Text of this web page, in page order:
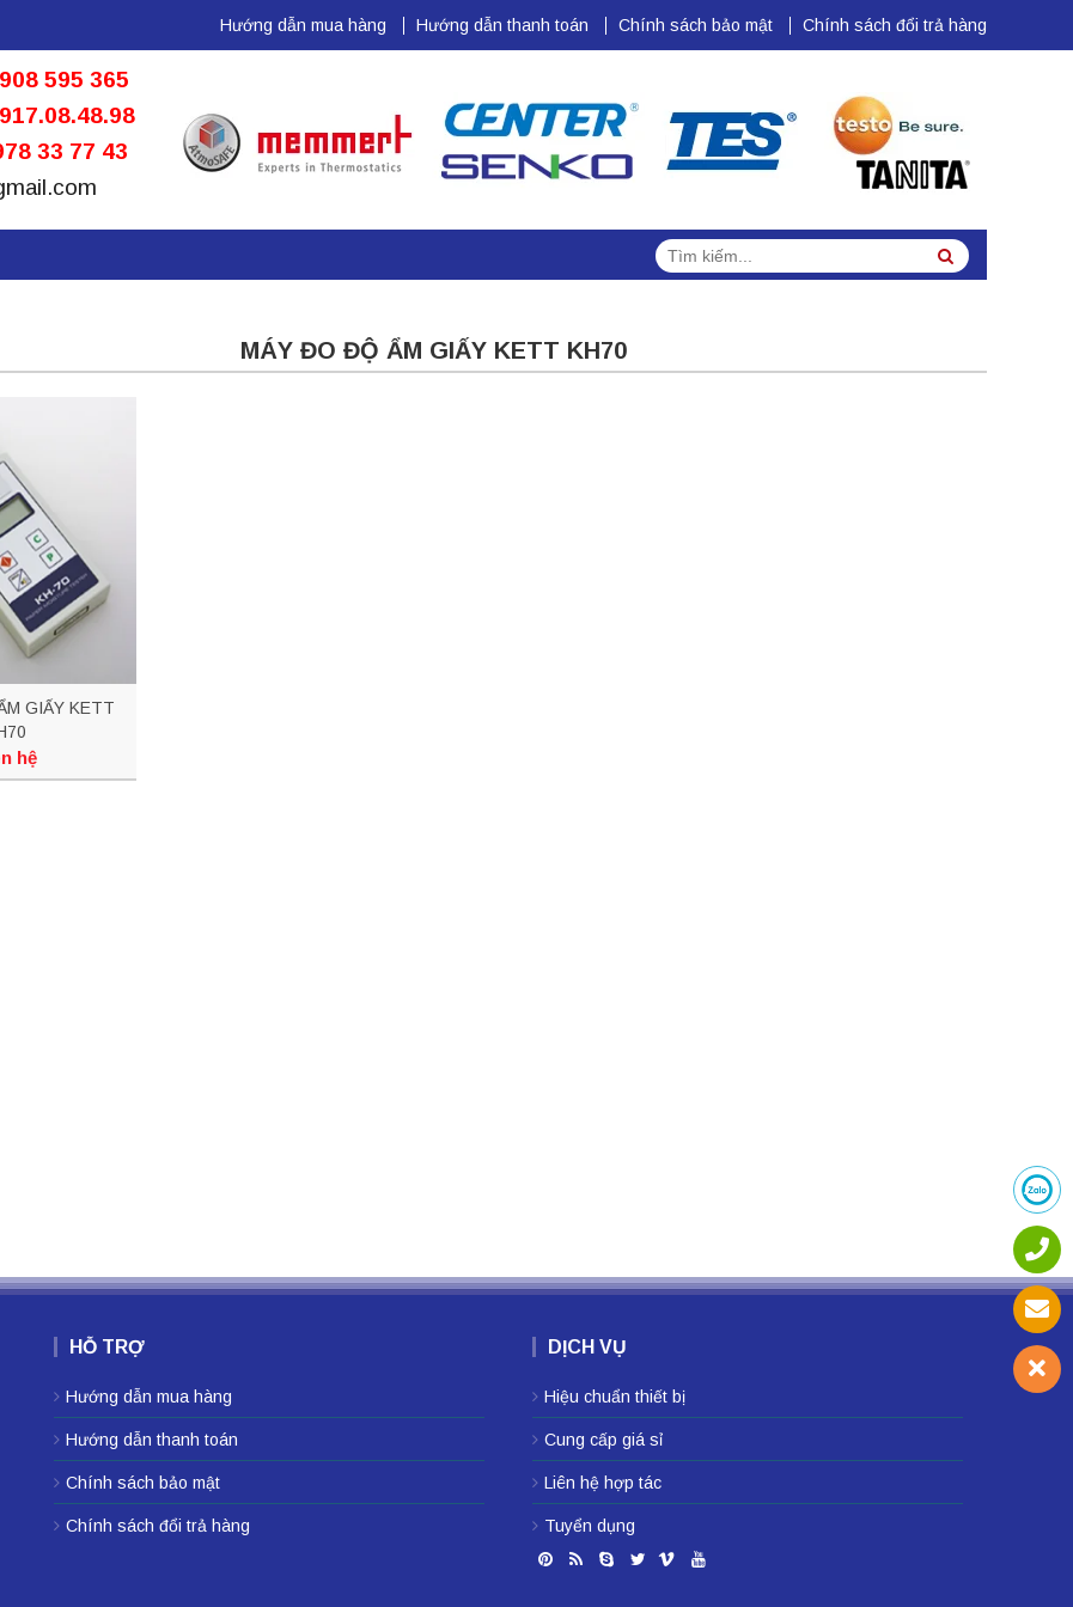
Hướng dẫn mua hàng Hướng dẫn thanh toán Chính sách bảo mật Chính sách đổi trả hàng
595 365
33 77 43
Tìm
kiếm:
Search
MÁY ĐO ĐỘ ẨM GIẤY KETT KH70
GIẤY KETT
hệ
HỖ TRỢ
Hướng dẫn mua hàng
Hướng dẫn thanh toán
Chính sách bảo mật
Chính sách đổi trả hàng
DỊCH VỤ
Hiệu chuẩn thiết bị
Cung cấp giá sỉ
Liên hệ hợp tác
Tuyển dụng